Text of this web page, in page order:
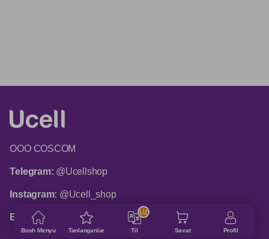
Bosh Menyu Tanlanganlar Til
Uz
Savat Profil
ООО COSCOM
Telegram: @Ucellshop
Instagram: @Ucell_shop
Email:shop@ucell.uz